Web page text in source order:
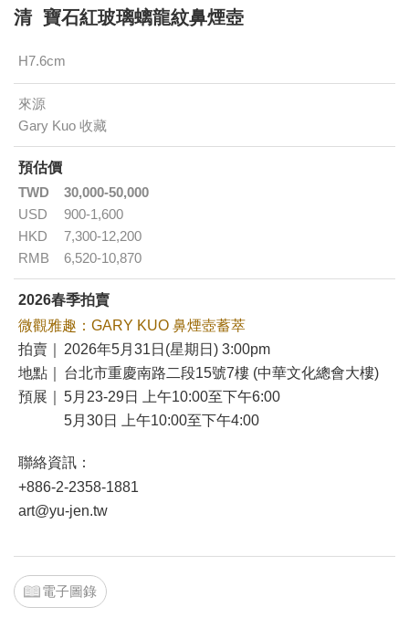
清 寶石紅玻璃螭龍紋鼻煙壺
H7.6cm
來源
Gary Kuo 收藏
預估價
TWD
30,000-50,000
USD
900-1,600
HKD
7,300-12,200
RMB
6,520-10,870
2026春季拍賣
微觀雅趣：GARY KUO 鼻煙壺蓄萃
拍賣｜
2026年5月31日(星期日) 3:00pm
地點｜
台北市重慶南路二段15號7樓 (中華文化總會大樓)
預展｜
5月23-29日 上午10:00至下午6:00
5月30日 上午10:00至下午4:00
聯絡資訊：
+886-2-2358-1881
art@yu-jen.tw
電子圖錄